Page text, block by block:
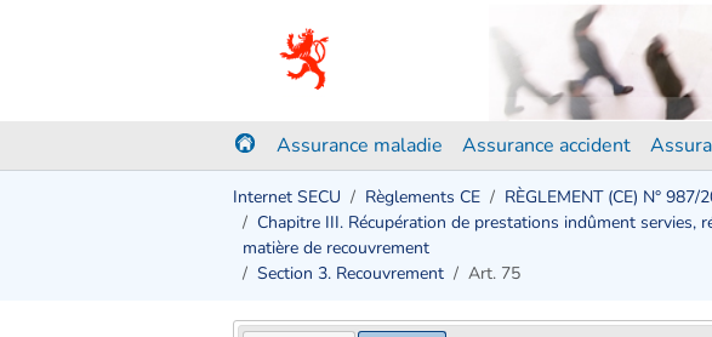
Assurance maladie Assurance accident
Internet SECU Règlements CE RÈGLEMENT (CE) N° 987/
Chapitre III. Récupération de prestations indûment servies,
matière de recouvrement
Section 3. Recouvrement
Art. 75